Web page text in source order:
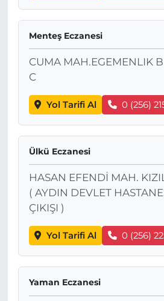
Menteş Eczanesi
CUMA MAH.EGEMENLIK
C
Yol Tarifi Al 0 (256)
Ülkü Eczanesi
HASAN EFENDİ MAH.
( AYDIN DEVLET
ÇIKIŞI )
Yol Tarifi Al 0 (256)
Yaman Eczanesi